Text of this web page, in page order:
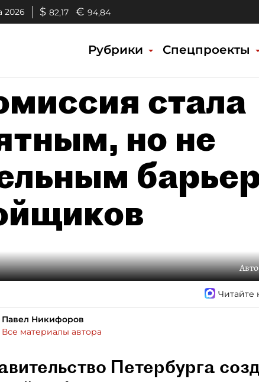
2026 $ 82,17 € 94,84
Рубрики Спецпроекты
стала
но не
Читайте
Павел Никифоров
Все материалы автора
Петербурга